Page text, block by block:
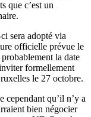
que c’est un
sera adopté via
officielle prévue le
la date
formellement
le 27 octobre.
cependant qu’il n’y a
bien négocier